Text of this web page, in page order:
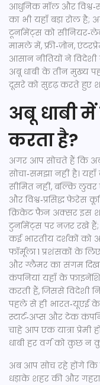
आधुनिक मॉल और
का भी यहाँ बड़ा रोल है;
टूर्नामेंट्स को
मामले में, फ्री‑ज़ोन,
आसान नीतियों ने
अबू धाबी के तीन मुख्य
दूसरे को सुदृढ़ करते हुए
अबू धाबी
करता है?
अगर आप सोचते हैं कि अबू
सोचा‑समझा नहीं है।
सीमित नहीं, बल्कि लुवर
और विश्व‑प्रसिद्ध
क्रिकेट फ़ैन अक्सर इस
टुर्नामेंट्स पर नज़र रखे
कई भारतीय दर्शकों को
फॉर्मूला 1 प्रशंसकों के
और ग्लैमर का संगम
कंपनियां यहाँ के
करती हैं, जिससे विदेशी
पहले से ही भारत‑यूएई
स्टार्ट‑अप्स और टेक
चाहे आप एक यात्रा
धाबी हर वर्ग को कुछ न
अब आप सोच रहे होंगे
धड़ाके शहर की और